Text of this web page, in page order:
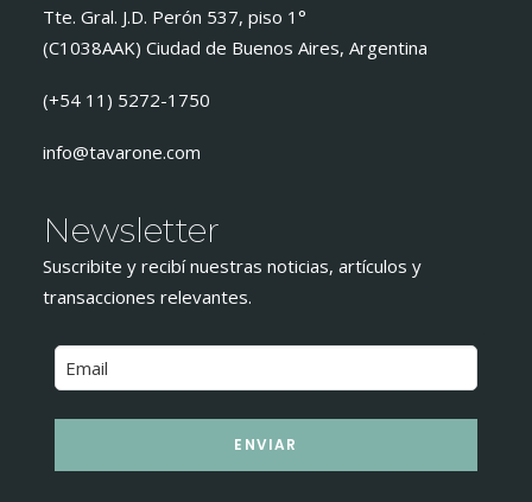
Tte. Gral. J.D. Perón 537, piso 1°
(C1038AAK) Ciudad de Buenos Aires, Argentina
(+54 11) 5272-1750
info@tavarone.com
Newsletter
Suscribite y recibí nuestras noticias, artículos y
transacciones relevantes.
ENVIAR